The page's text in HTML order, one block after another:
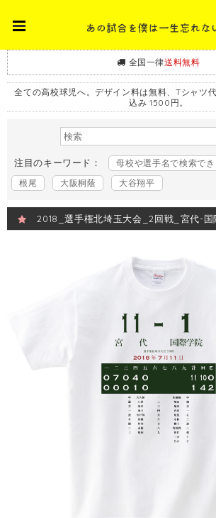
全国一律送料無料
全ての高校球児へ。デザイン料は無料、Tシャツ
込み 1500円。
注目のキーワード： 母校や選手名で検索でき
根尾
大阪桐蔭 大谷翔平
2018_選手権北埼玉大会_2回戦_宮代-国